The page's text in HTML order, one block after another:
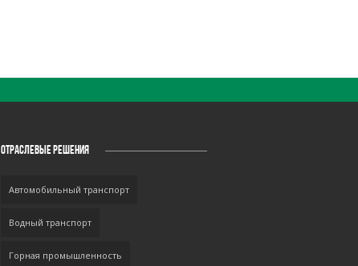
ОТРАСЛЕВЫЕ РЕШЕНИЯ
Автомобильный транспорт
Водный транспорт
Горная промышленность